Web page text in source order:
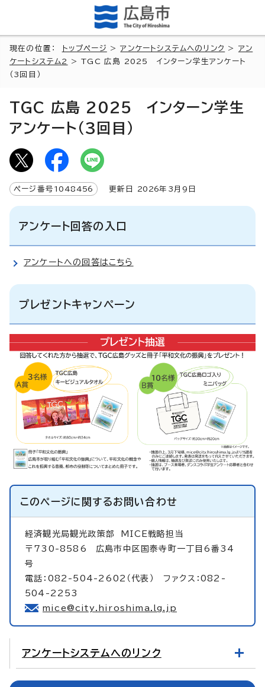
現在の位置： トップページ >アンケートシステムへのリンク > アン
ケートシステム2
> TGC 広島 2025 インターン学生アンケート
（3回目）
TGC 広島 2025 インターン学生
アンケート（3回目）
ページ番号 1048456 更新日 2026年3月9日
アンケート回答の入口
アンケートへの回答はこちら
プレゼントキャンペーン
このページに関するお問い合わせ
経済観光局観光政策部
MICE戦略担当
〒730-8586 広島市中区国泰寺町一丁目6番34
号
電話：082-504-2602（代表） ファクス：082-
504-2253
mice@city.hiroshima.lg.jp
アンケートシステムへのリンク